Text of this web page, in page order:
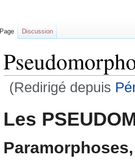
(Redirigé depuis
Les
Page Discussion